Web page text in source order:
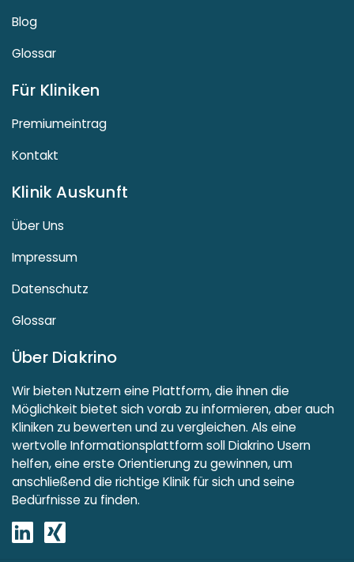
Blog
Glossar
Für Kliniken
Premiumeintrag
Kontakt
Klinik Auskunft
Über Uns
Impressum
Datenschutz
Glossar
Über Diakrino
Wir bieten Nutzern eine Plattform, die ihnen die
Möglichkeit bietet sich vorab zu informieren, aber auch
Kliniken zu bewerten und zu vergleichen. Als eine
wertvolle Informationsplattform soll Diakrino Usern
helfen, eine erste Orientierung zu gewinnen, um
anschließend die richtige Klinik für sich und seine
Bedürfnisse zu finden.